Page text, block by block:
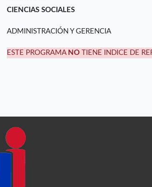
CIENCIAS SOCIALES
ADMINISTRACIÓN Y GERENCIA
ESTE PROGRAMA NO TIENE INDICE DE